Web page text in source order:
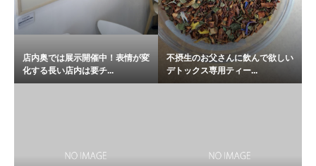
店内奥では展示開催中！表情が変
化する長い店内は要チ...
不摂生のお父さんに飲んで欲しい
デトックス専用ティー...